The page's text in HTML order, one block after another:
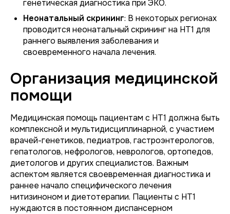
генетическая диагностика при ЭКО.
Неонатальный скрининг: В некоторых регионах
проводится неонатальный скрининг на НТ1 для
раннего выявления заболевания и
своевременного начала лечения.
Организация медицинской
помощи
Медицинская помощь пациентам с НТ1 должна быть
комплексной и мультидисциплинарной, с участием
врачей-генетиков, педиатров, гастроэнтерологов,
гепатологов, нефрологов, неврологов, ортопедов,
диетологов и других специалистов. Важным
аспектом является своевременная диагностика и
раннее начало специфического лечения
нитизиноном и диетотерапии. Пациенты с НТ1
нуждаются в постоянном диспансерном